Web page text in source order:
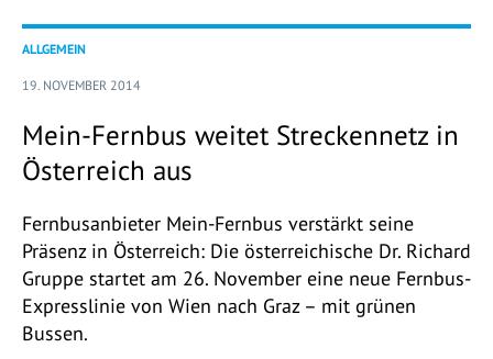
ALLGEMEIN
19. NOVEMBER 2014
Mein-Fernbus weitet Streckennetz in
Österreich aus
Fernbusanbieter Mein-Fernbus verstärkt seine
Präsenz in Österreich: Die österreichische Dr. Richard
Gruppe startet am 26. November eine neue Fernbus-
Expresslinie von Wien nach Graz – mit grünen
Bussen.